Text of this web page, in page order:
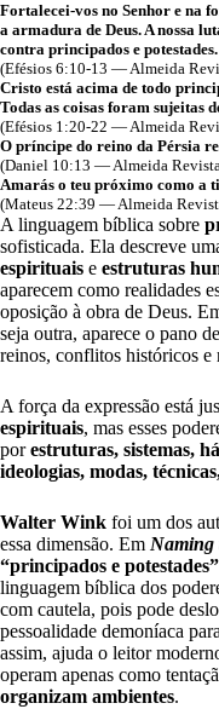
Fortalecei-vos no Senhor e na
a armadura de Deus. A nossa
contra principados e potestades.
(Efésios 6:10-13 — Almeida
Cristo está acima de todo
Todas as coisas foram sujeitas
(Efésios 1:20-22 — Almeida
O príncipe do reino da Pérsia
(Daniel 10:13 — Almeida
Amarás o teu próximo como a
(Mateus 22:39 — Almeida
A linguagem bíblica sobre
sofisticada. Ela descreve
espirituais e estruturas
aparecem como realidades
oposição à obra de Deus.
seja outra, aparece o pano
reinos, conflitos históricos e
A força da expressão está
espirituais, mas esses
porestruturas, sistemas,
ideologias, modas,
Walter Wink foi um dos
essa dimensão. Em Naming
“principados e potestades”
linguagem bíblica dos
com cautela, pois pode
pessoalidade demoníaca
assim, ajuda o leitor
operam apenas como
organizam ambientes.